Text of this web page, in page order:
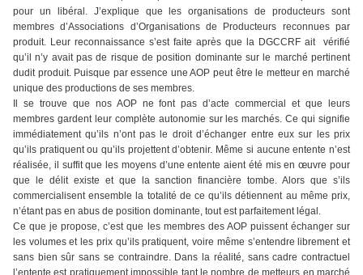
pour un libéral. J’explique que les organisations de producteurs sont
membres d’Associations d’Organisations de Producteurs reconnues par
produit. Leur reconnaissance s’est faite après que la DGCCRF ait vérifié
qu’il n’y avait pas de risque de position dominante sur le marché pertinent
dudit produit. Puisque par essence une AOP peut être le metteur en marché
unique des productions de ses membres.
Il se trouve que nos AOP ne font pas d’acte commercial et que leurs
membres gardent leur complète autonomie sur les marchés. Ce qui signifie
immédiatement qu’ils n’ont pas le droit d’échanger entre eux sur les prix
qu’ils pratiquent ou qu’ils projettent d’obtenir. Même si aucune entente n’est
réalisée, il suffit que les moyens d’une entente aient été mis en œuvre pour
que le délit existe et que la sanction financière tombe. Alors que s’ils
commercialisent ensemble la totalité de ce qu’ils détiennent au même prix,
n’étant pas en abus de position dominante, tout est parfaitement légal.
Ce que je propose, c’est que les membres des AOP puissent échanger sur
les volumes et les prix qu’ils pratiquent, voire même s’entendre librement et
sans bien sûr sans se contraindre. Dans la réalité, sans cadre contractuel
l’entente est pratiquement impossible tant le nombre de metteurs en marché